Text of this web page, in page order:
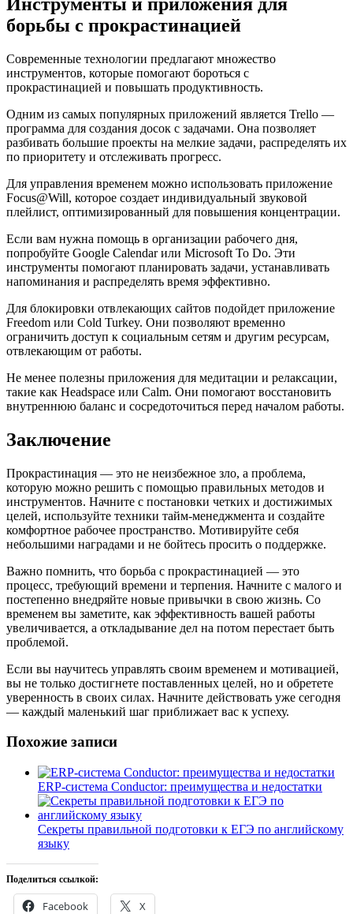
борьбы с прокрастинацией
Современные технологии предлагают множество
инструментов, которые помогают бороться с
прокрастинацией и повышать продуктивность.
Одним из самых популярных приложений является Trello —
программа для создания досок с задачами. Она позволяет
разбивать большие проекты на мелкие задачи, распределять их
по приоритету и отслеживать прогресс.
Для управления временем можно использовать приложение
Focus@Will, которое создает индивидуальный звуковой
плейлист, оптимизированный для повышения концентрации.
Если вам нужна помощь в организации рабочего дня,
попробуйте Google Calendar или Microsoft To Do. Эти
инструменты помогают планировать задачи, устанавливать
напоминания и распределять время эффективно.
Для блокировки отвлекающих сайтов подойдет приложение
Freedom или Cold Turkey. Они позволяют временно
ограничить доступ к социальным сетям и другим ресурсам,
отвлекающим от работы.
Не менее полезны приложения для медитации и релаксации,
такие как Headspace или Calm. Они помогают восстановить
внутреннюю баланс и сосредоточиться перед началом работы.
Заключение
Прокрастинация — это не неизбежное зло, а проблема,
которую можно решить с помощью правильных методов и
инструментов. Начните с постановки четких и достижимых
целей, используйте техники тайм-менеджмента и создайте
комфортное рабочее пространство. Мотивируйте себя
небольшими наградами и не бойтесь просить о поддержке.
Важно помнить, что борьба с прокрастинацией — это
процесс, требующий времени и терпения. Начните с малого и
постепенно внедряйте новые привычки в свою жизнь. Со
временем вы заметите, как эффективность вашей работы
увеличивается, а откладывание дел на потом перестает быть
проблемой.
Если вы научитесь управлять своим временем и мотивацией,
вы не только достигнете поставленных целей, но и обретете
уверенность в своих силах. Начните действовать уже сегодня
— каждый маленький шаг приближает вас к успеху.
Похожие записи
ERP-система Conductor: преимущества и недостатки
Секреты правильной подготовки к ЕГЭ по английскому
языку
Поделиться ссылкой:
Facebook X